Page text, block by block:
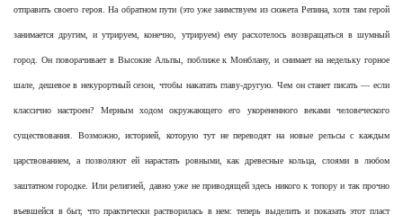
отправить своего героя. На обратном пути (это уже заимствуем из сюжета Репина, хотя там герой
занимается другим, и утрируем, конечно, утрируем) ему расхотелось возвращаться в шумный
город. Он поворачивает в Высокие Альпы, поближе к Монблану, и снимает на недельку горное
шале, дешевое в некурортный сезон, чтобы накатать главу-другую. Чем он станет писать — если
классично настроен? Мерным ходом окружающего его укорененного веками человеческого
существования. Возможно, историей, которую тут не переводят на новые рельсы с каждым
царствованием, а позволяют ей нарастать ровными, как древесные кольца, слоями в любом
заштатном городке. Или религией, давно уже не приводящей здесь никого к топору и так прочно
въевшейся в быт, что практически растворилась в нем: теперь выделить и показать этот пласт